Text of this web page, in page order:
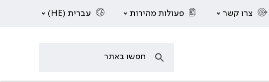
צרו קשר פעולות מהירות עברית (HE)